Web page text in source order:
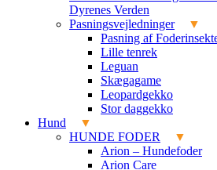
Dyrenes Verden
Pasningsvejledninger
Pasning af
Lille tenrek
Leguan
Skægagame
Leopardgekko
Stor daggekko
Hund
HUNDE FODER
Arion – Hundefoder
Arion Care